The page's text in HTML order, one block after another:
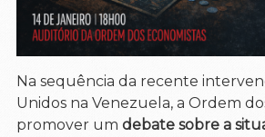
Na sequência da recente
Unidos na Venezuela, a Ordem
promover um debate sobre a